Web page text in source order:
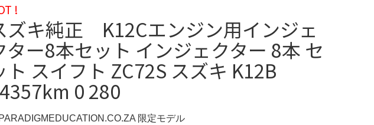
!
ズキ純正 K12Cエンジン用インジェ
ター8本セット インジェクター 8本 セ
ト スイフト ZC72S スズキ K12B
0 280
限定モデル